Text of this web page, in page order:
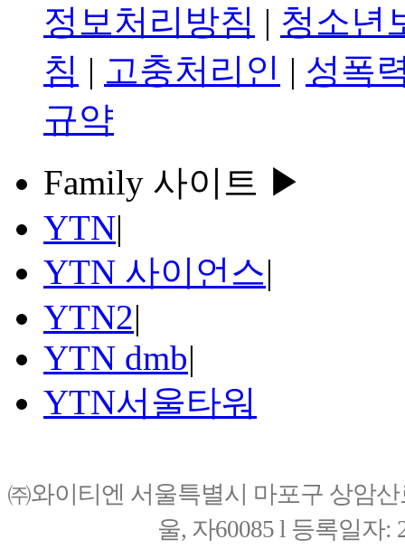
정보처리방침 | 청소년
침 | 고충처리인 | 성폭
규약
Family 사이트 ▶
YTN|
YTN 사이언스|
YTN2|
YTN dmb|
YTN서울타워
㈜와이티엔 서울특별시 마포구 상암
울, 자60085 l 등록일자: